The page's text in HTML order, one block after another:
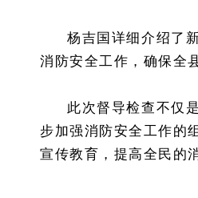
杨吉国详细介绍了
消防安全工作，确保全
此次督导检查不仅
步加强消防安全工作的
宣传教育，提高全民的